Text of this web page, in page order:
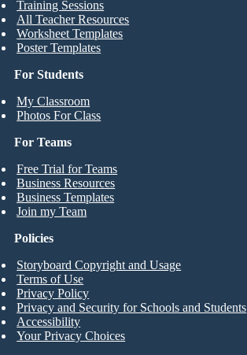
For Students
My Classroom
Photos For Class
Training Sessions
All Teacher Resources
Worksheet Templates
Poster Templates
For Teams
Free Trial for Teams
Business Resources
Business Templates
Join my Team
Policies
Storyboard Copyright and Usage
Terms of Use
Privacy Policy
Privacy and Security for Schools and Students
Accessibility
Your Privacy Choices